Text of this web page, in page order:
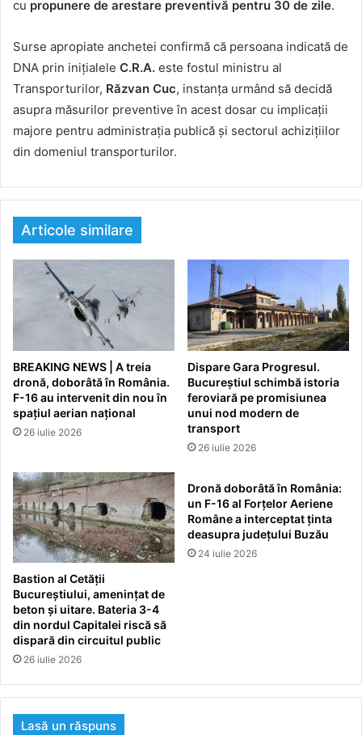
cu propunere de arestare preventivă pentru 30 de zile.
Surse apropiate anchetei confirmă că persoana indicată de
DNA prin inițialele C.R.A. este fostul ministru al
Transporturilor, Răzvan Cuc, instanța urmând să decidă
asupra măsurilor preventive în acest dosar cu implicații
majore pentru administrația publică și sectorul achizițiilor
din domeniul transporturilor.
Articole similare
BREAKING NEWS | A treia
dronă, doborâtă în România.
F-16 au intervenit din nou în
spațiul aerian național
26 iulie 2026
Dispare Gara Progresul.
Bucureștiul schimbă istoria
feroviară pe promisiunea
unui nod modern de
transport
26 iulie 2026
Bastion al Cetății
Bucureștiului, amenințat de
beton și uitare. Bateria 3-4
din nordul Capitalei riscă să
dispară din circuitul public
26 iulie 2026
Dronă doborâtă în România:
un F-16 al Forțelor Aeriene
Române a interceptat ținta
deasupra județului Buzău
24 iulie 2026
Lasă un răspuns